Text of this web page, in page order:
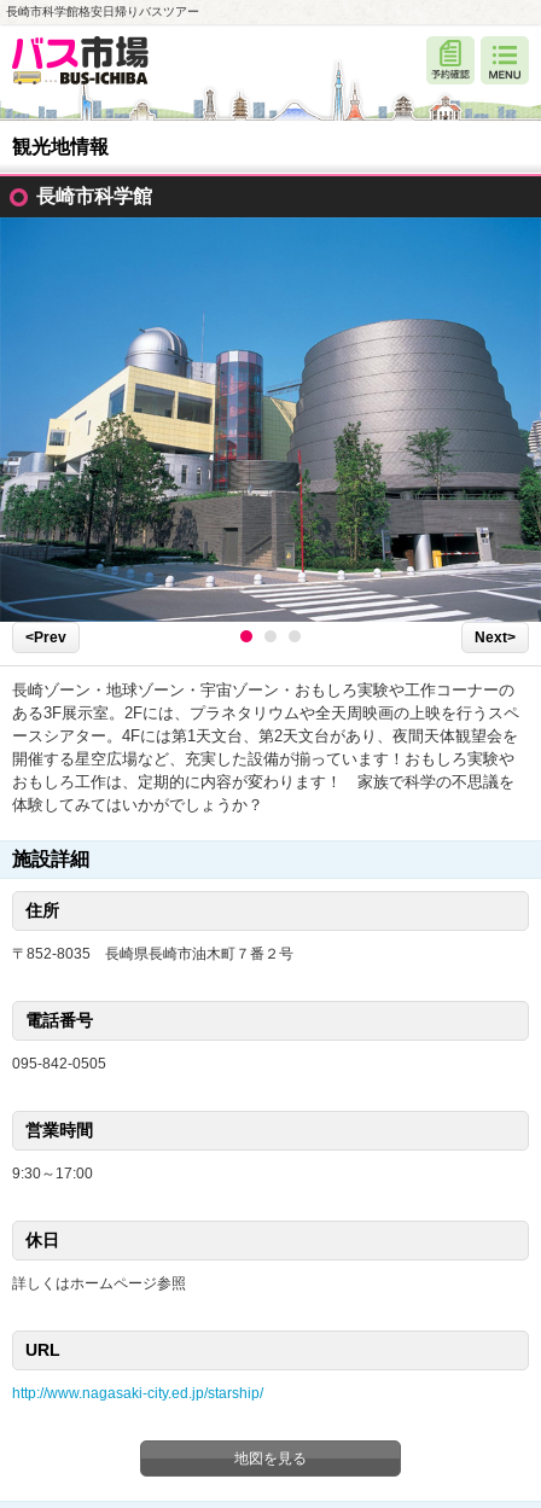
長崎市科学館格安日帰りバスツアー
観光地情報
長崎市科学館
<Prev Next>
長崎ゾーン・地球ゾーン・宇宙ゾーン・おもしろ実験や工作コーナーの
ある3F展示室。2Fには、プラネタリウムや全天周映画の上映を行うスペ
ースシアター。4Fには第1天文台、第2天文台があり、夜間天体観望会を
開催する星空広場など、充実した設備が揃っています！おもしろ実験や
おもしろ工作は、定期的に内容が変わります！ 家族で科学の不思議を
体験してみてはいかがでしょうか？
施設詳細
住所
〒852-8035 長崎県長崎市油木町７番２号
電話番号
095-842-0505
営業時間
9:30～17:00
休日
詳しくはホームページ参照
URL
http://www.nagasaki-city.ed.jp/starship/
地図を見る